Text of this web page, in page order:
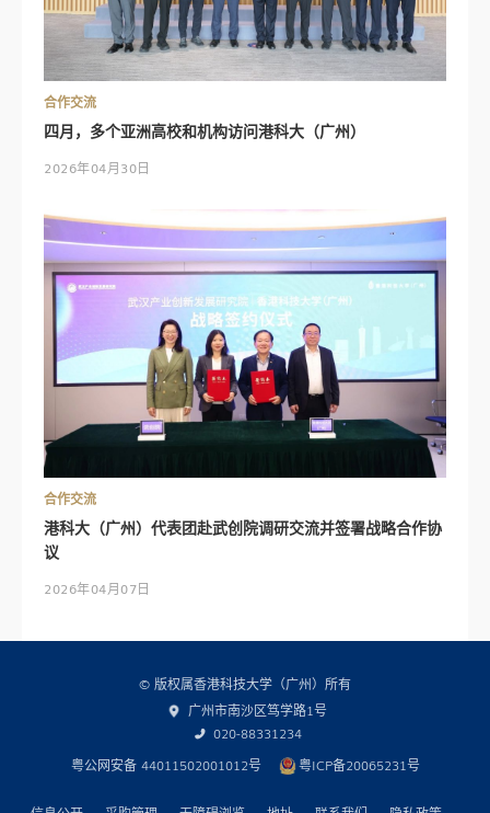
合作交流
四月，多个亚洲高校和机构访问港科大（广州）
2026年04月30日
合作交流
港科大（广州）代表团赴武创院调研交流并签署战略合作协
议
2026年04月07日
© 版权属香港科技大学（广州）所有
广州市南沙区笃学路1号
020-88331234
粤公网安备 44011502001012号
粤ICP备20065231号